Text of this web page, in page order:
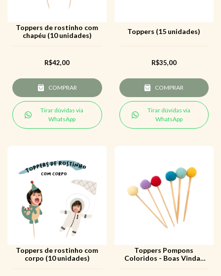
Toppers de rostinho com
chapéu (10 unidades)
R$42,00
COMPRAR
Tirar dúvidas via
WhatsApp
Toppers (15 unidades)
R$35,00
COMPRAR
Tirar dúvidas via
WhatsApp
Toppers de rostinho com
corpo (10 unidades)
Toppers Pompons
Coloridos - Boas Vindas